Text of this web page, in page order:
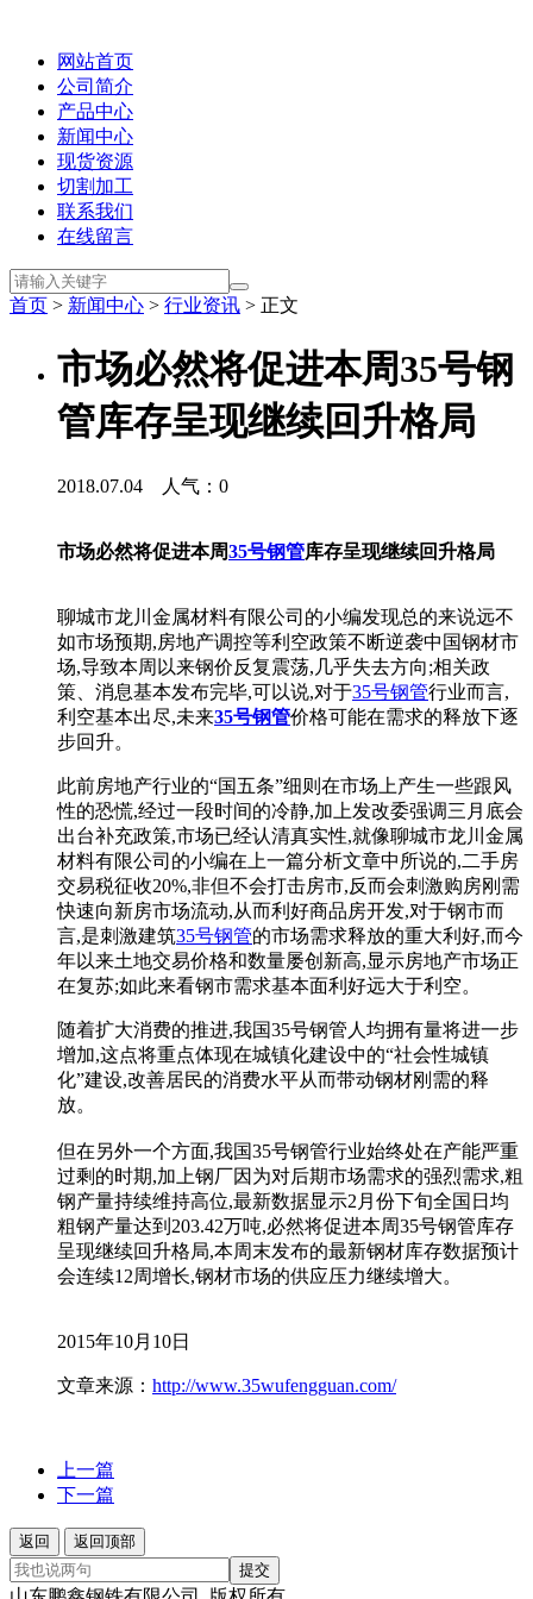
网站首页
公司简介
产品中心
新闻中心
现货资源
切割加工
联系我们
在线留言
首页 > 新闻中心 > 行业资讯 > 正文
市场必然将促进本周35号钢
管库存呈现继续回升格局
2018.07.04 人气： 0
市场必然将促进本周35号钢管库存呈现继续回升格局
聊城市龙川金属材料有限公司的小编发现总的来说远不
如市场预期,房地产调控等利空政策不断逆袭中国钢材市
场,导致本周以来钢价反复震荡,几乎失去方向;相关政
策、消息基本发布完毕,可以说,对于35号钢管行业而言,
利空基本出尽,未来35号钢管价格可能在需求的释放下逐
步回升。
此前房地产行业的“国五条”细则在市场上产生一些跟风
性的恐慌,经过一段时间的冷静,加上发改委强调三月底会
出台补充政策,市场已经认清真实性,就像聊城市龙川金属
材料有限公司的小编在上一篇分析文章中所说的,二手房
交易税征收20%,非但不会打击房市,反而会刺激购房刚需
快速向新房市场流动,从而利好商品房开发,对于钢市而
言,是刺激建筑35号钢管的市场需求释放的重大利好,而今
年以来土地交易价格和数量屡创新高,显示房地产市场正
在复苏;如此来看钢市需求基本面利好远大于利空。
随着扩大消费的推进,我国35号钢管人均拥有量将进一步
增加,这点将重点体现在城镇化建设中的“社会性城镇
化”建设,改善居民的消费水平从而带动钢材刚需的释
放。
但在另外一个方面,我国35号钢管行业始终处在产能严重
过剩的时期,加上钢厂因为对后期市场需求的强烈需求,粗
钢产量持续维持高位,最新数据显示2月份下旬全国日均
粗钢产量达到203.42万吨,必然将促进本周35号钢管库存
呈现继续回升格局,本周末发布的最新钢材库存数据预计
会连续12周增长,钢材市场的供应压力继续增大。
2015年10月10日
文章来源： http://www.35wufengguan.com/
上一篇
下一篇
返回
返回顶部
提交